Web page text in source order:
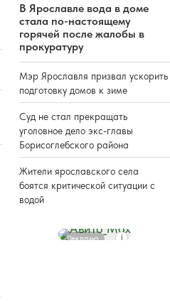
В Ярославле вода в доме
стала по-настоящему
горячей после жалобы в
прокуратуру
Мэр Ярославля призвал ускорить
подготовку домов к зиме
Суд не стал прекращать
уголовное дело экс-главы
Борисоглебского района
Жители ярославского села
боятся критической ситуации с
водой
Реклама